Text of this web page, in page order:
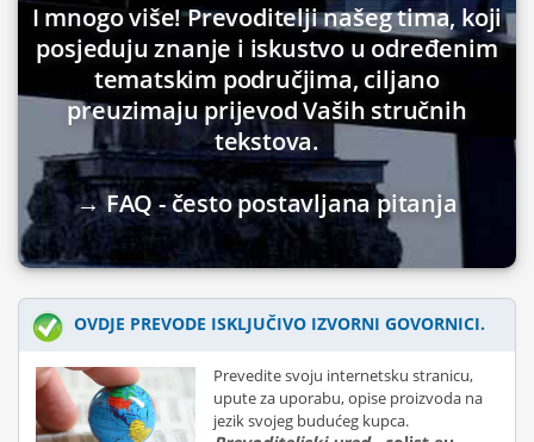
I mnogo više! Prevoditelji našeg tima, koji
posjeduju znanje i iskustvo u određenim
tematskim područjima, ciljano
preuzimaju prijevod Vaših stručnih
tekstova.
→ FAQ - često postavljana pitanja
OVDJE PREVODE ISKLJUČIVO IZVORNI GOVORNICI.
Prevedite svoju internetsku stranicu,
upute za uporabu, opise proizvoda na
jezik svojeg budućeg kupca.